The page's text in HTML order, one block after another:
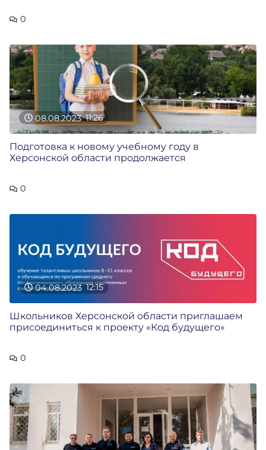
0
08.08.2023 11:26
Подготовка к новому учебному году в
Херсонской области продолжается
0
04.08.2023 12:15
Школьников Херсонской области приглашаем
присоединиться к проекту «Код будущего»
0